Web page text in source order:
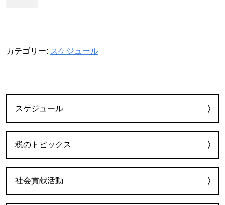
カテゴリー: スケジュール
スケジュール
税のトピックス
社会貢献活動